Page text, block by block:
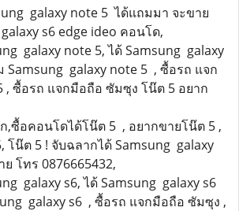
galaxy note 5 ได้แถมมา จะขาย
s6 edge ideo คอนโด,
galaxy note 5, ได้ Samsung galaxy
Samsung galaxy note 5 , ซื้อรถ แจก
, ซื้อรถ แจกมือถือ ซัมซุง โน๊ต 5 อยาก
,ซื้อคอนโดได้โน๊ต 5 , อยากขายโน๊ต 5 ,
โน๊ต 5 ! จับฉลากได้ Samsung galaxy
โทร 0876665432,
galaxy s6, ได้ Samsung galaxy s6
galaxy s6 , ซื้อรถ แจกมือถือ ซัมซุง ,